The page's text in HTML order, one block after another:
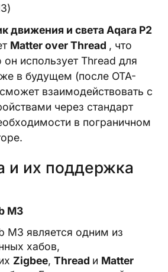
движения и света Aqara P2
Matter over Thread , что
он использует Thread для
в будущем (после OTA-
взаимодействовать с
через стандарт
в пограничном
и их поддержка
M3
M3 является одним из
хабов,
Zigbee, Thread и Matter